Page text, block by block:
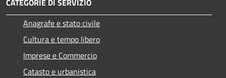
CATEGORIE DI SERVIZIO
Anagrafe e stato civile
Cultura e tempo libero
Imprese e Commercio
Catasto e urbanistica